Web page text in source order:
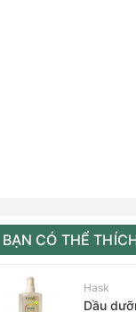
BẠN CÓ THỂ
Hask
Dầu